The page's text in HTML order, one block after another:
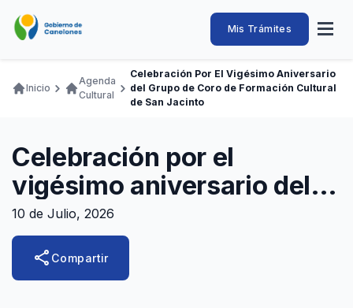
contenido
Intendencia
de
Canelones
Abrir
Navegación
Mis Trámites
Transparencia
Adquisiciones
Canelones Te Escucha
Teléfonos
Ruta
Inicio
Agenda
Cultural
Celebración Por El Vigésimo Aniversario
del Grupo de Coro de Formación Cultural
de San Jacinto
Celebración por el
vigésimo aniversario del
grupo de Coro de
Formación Cultural de San
Jacinto
10 de Julio, 2026
share Compartir